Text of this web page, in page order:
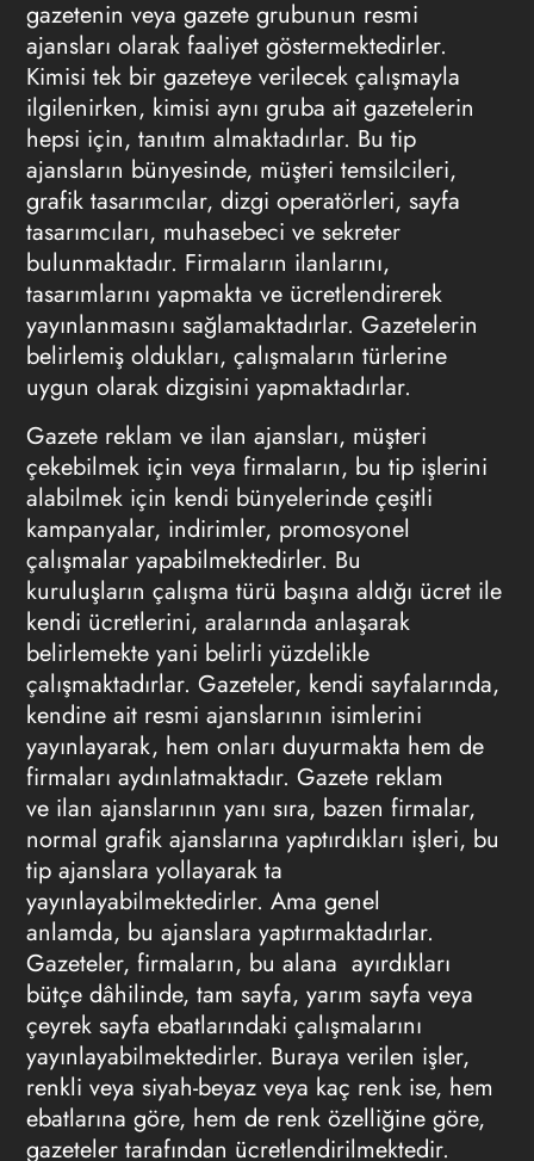
gazetenin veya gazete grubunun resmi
ajansları olarak faaliyet göstermektedirler.
Kimisi tek bir gazeteye verilecek çalışmayla
ilgilenirken, kimisi aynı gruba ait gazetelerin
hepsi için, tanıtım almaktadırlar. Bu tip
ajansların bünyesinde, müşteri temsilcileri,
grafik tasarımcılar, dizgi operatörleri, sayfa
tasarımcıları, muhasebeci ve sekreter
bulunmaktadır. Firmaların ilanlarını,
tasarımlarını yapmakta ve ücretlendirerek
yayınlanmasını sağlamaktadırlar. Gazetelerin
belirlemiş oldukları, çalışmaların türlerine
uygun olarak dizgisini yapmaktadırlar.
Gazete reklam ve ilan ajansları, müşteri
çekebilmek için veya firmaların, bu tip işlerini
alabilmek için kendi bünyelerinde çeşitli
kampanyalar, indirimler, promosyonel
çalışmalar yapabilmektedirler. Bu
kuruluşların çalışma türü başına aldığı ücret ile
kendi ücretlerini, aralarında anlaşarak
belirlemekte yani belirli yüzdelikle
çalışmaktadırlar. Gazeteler, kendi sayfalarında,
kendine ait resmi ajanslarının isimlerini
yayınlayarak, hem onları duyurmakta hem de
firmaları aydınlatmaktadır. Gazete reklam
ve ilan ajanslarının yanı sıra, bazen firmalar,
normal grafik ajanslarına yaptırdıkları işleri, bu
tip ajanslara yollayarak ta
yayınlayabilmektedirler. Ama genel
anlamda, bu ajanslara yaptırmaktadırlar.
Gazeteler, firmaların, bu alana ayırdıkları
bütçe dâhilinde, tam sayfa, yarım sayfa veya
çeyrek sayfa ebatlarındaki çalışmalarını
yayınlayabilmektedirler. Buraya verilen işler,
renkli veya siyah-beyaz veya kaç renk ise, hem
ebatlarına göre, hem de renk özelliğine göre,
gazeteler tarafından ücretlendirilmektedir.